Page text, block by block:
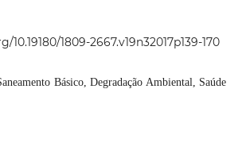
10.19180/1809-2667.v19n32017p139-170
Básico, Degradação Ambiental, Saúde